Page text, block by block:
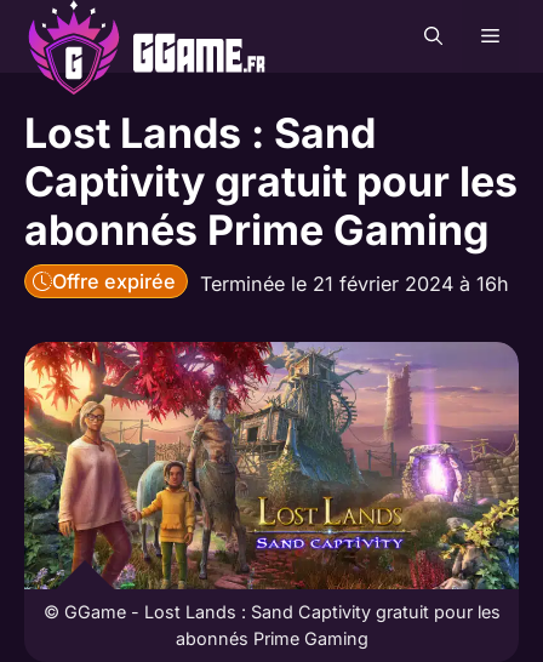
Aller
contenu
Lost Lands : Sand
Captivity gratuit pour les
abonnés Prime Gaming
Offre expirée Terminée le 21 février 2024 à 16h
© GGame - Lost Lands : Sand Captivity gratuit pour les
abonnés Prime Gaming